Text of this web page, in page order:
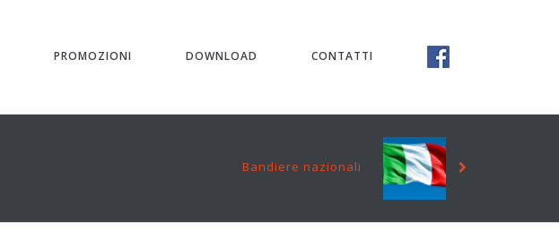
PROMOZIONI DOWNLOAD CONTATTI
Bandiere nazionali